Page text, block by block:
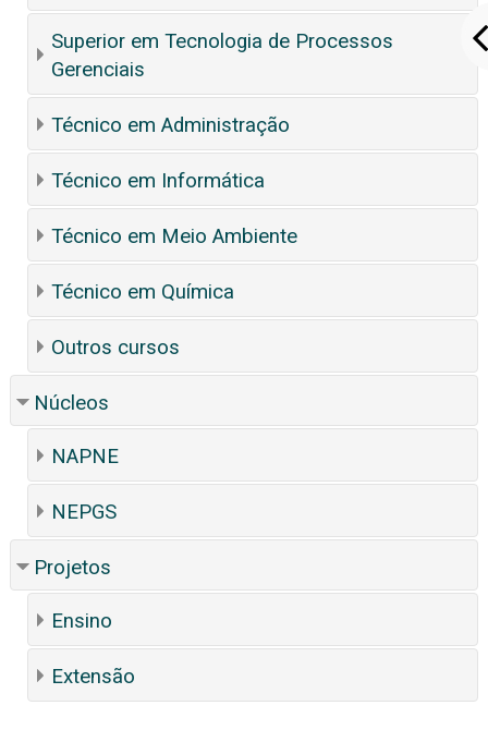
Superior em Tecnologia de Processos
Gerenciais
Técnico em Administração
Técnico em Informática
Técnico em Meio Ambiente
Técnico em Química
Outros cursos
Núcleos
NAPNE
NEPGS
Projetos
Ensino
Extensão